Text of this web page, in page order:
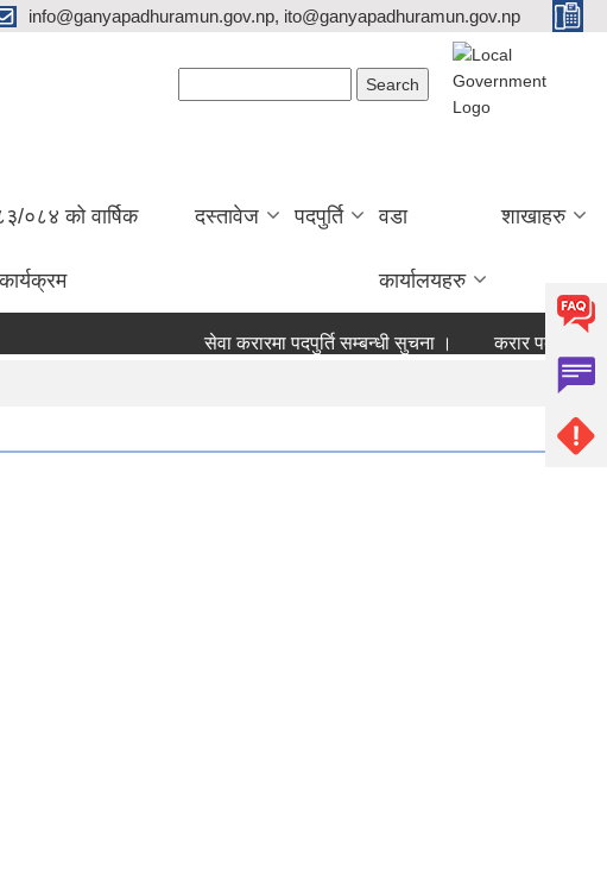
info@ganyapadhuramun.gov.np, ito@ganyapadhuramun.gov.np
०८४ को वार्षिक दस्तावेज पदपुर्ति वडा
कार्यालयहरु
शाखाहरु
सेवा करारमा पदपुर्ति सम्बन्धी सुचना । करार पदपुर्ति नतिजा